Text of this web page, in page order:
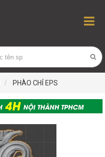
PHÀO CHỈ EPS